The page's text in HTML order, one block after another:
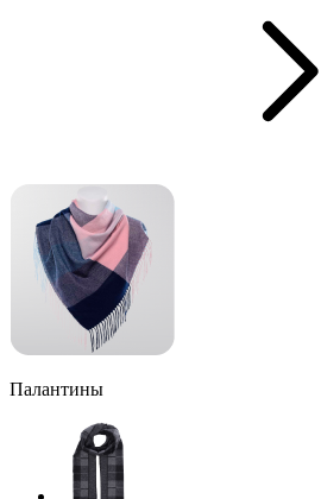
Палантины